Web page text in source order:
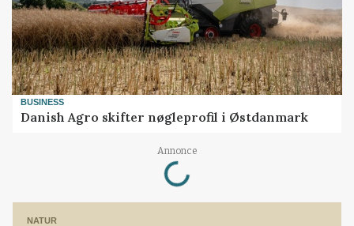
BUSINESS
Danish Agro skifter nøgleprofil i Østdanmark
Annonce
Loading...
NATUR